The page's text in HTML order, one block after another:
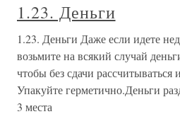
1.23. Деньги
1.23. Деньги Даже если идете
возьмите на всякий случай
чтобы без сдачи рассчитываться
Упакуйте герметично.Деньги
3 места